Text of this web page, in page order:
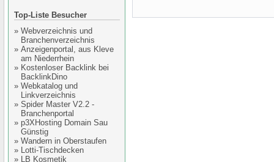
Top-Liste Besucher
» Webverzeichnis und
Branchenverzeichnis
» Anzeigenportal, aus Kleve
am Niederrhein
» Kostenloser Backlink bei
BacklinkDino
» Webkatalog und
Linkverzeichnis
» Spider Master V2.2 -
Branchenportal
» p3XHosting Domain Sau
Günstig
» Wandern in Oberstaufen
» Lotti-Tischdecken
» LB Kosmetik